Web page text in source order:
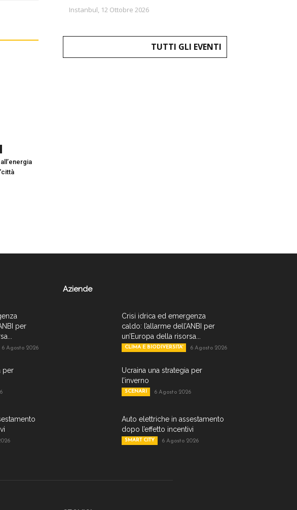
Instanbul, 12 Ottobre 2026
TUTTI GLI EVENTI
per
6 Agosto 2026
per
Aziende
Crisi idrica ed emergenza
caldo: l’allarme dell’ANBI per
un’Europa della risorsa...
CLIMA E BIODIVERSITA' 6 Agosto 2026
Ucraina una strategia per
l’inverno
SCENARI 6 Agosto 2026
Auto elettriche in assestamento
dopo l’effetto incentivi
SMART CITY 6 Agosto 2026